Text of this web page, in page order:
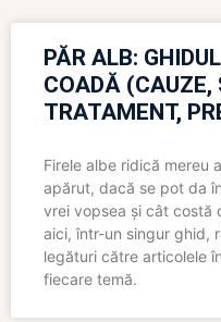
PĂR ALB:
COADĂ (CAUZE,
TRATAMENT,
Firele albe ridică mereu
apărut, dacă se pot da
vrei vopsea și cât costă
aici, într-un singur ghid,
legături către articolele
fiecare temă.